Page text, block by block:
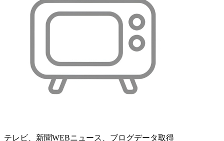
テレビ、新聞WEBニュース、ブログデータ取得